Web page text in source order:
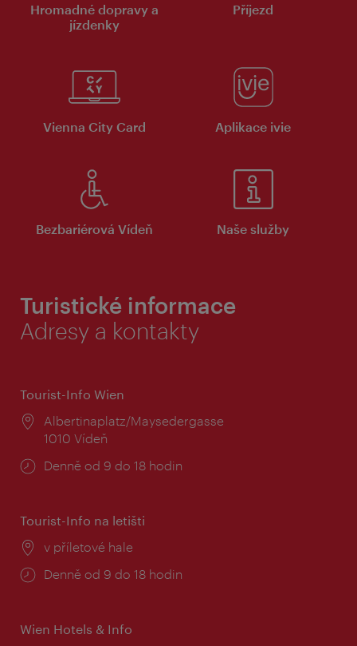
Hromadné dopravy a
jízdenky
Příjezd
Vienna City Card Aplikace ivie
Bezbariérová Vídeň Naše služby
Turistické informace
Adresy a kontakty
Tourist-Info Wien
Místo:
Albertinaplatz/Maysedergasse
1010 Vídeň
Provozní
Denně od 9 do 18 hodin
Tourist-Info na letišti
Místo:
v příletové hale
Provozní
Denně od 9 do 18 hodin
Wien Hotels & Info